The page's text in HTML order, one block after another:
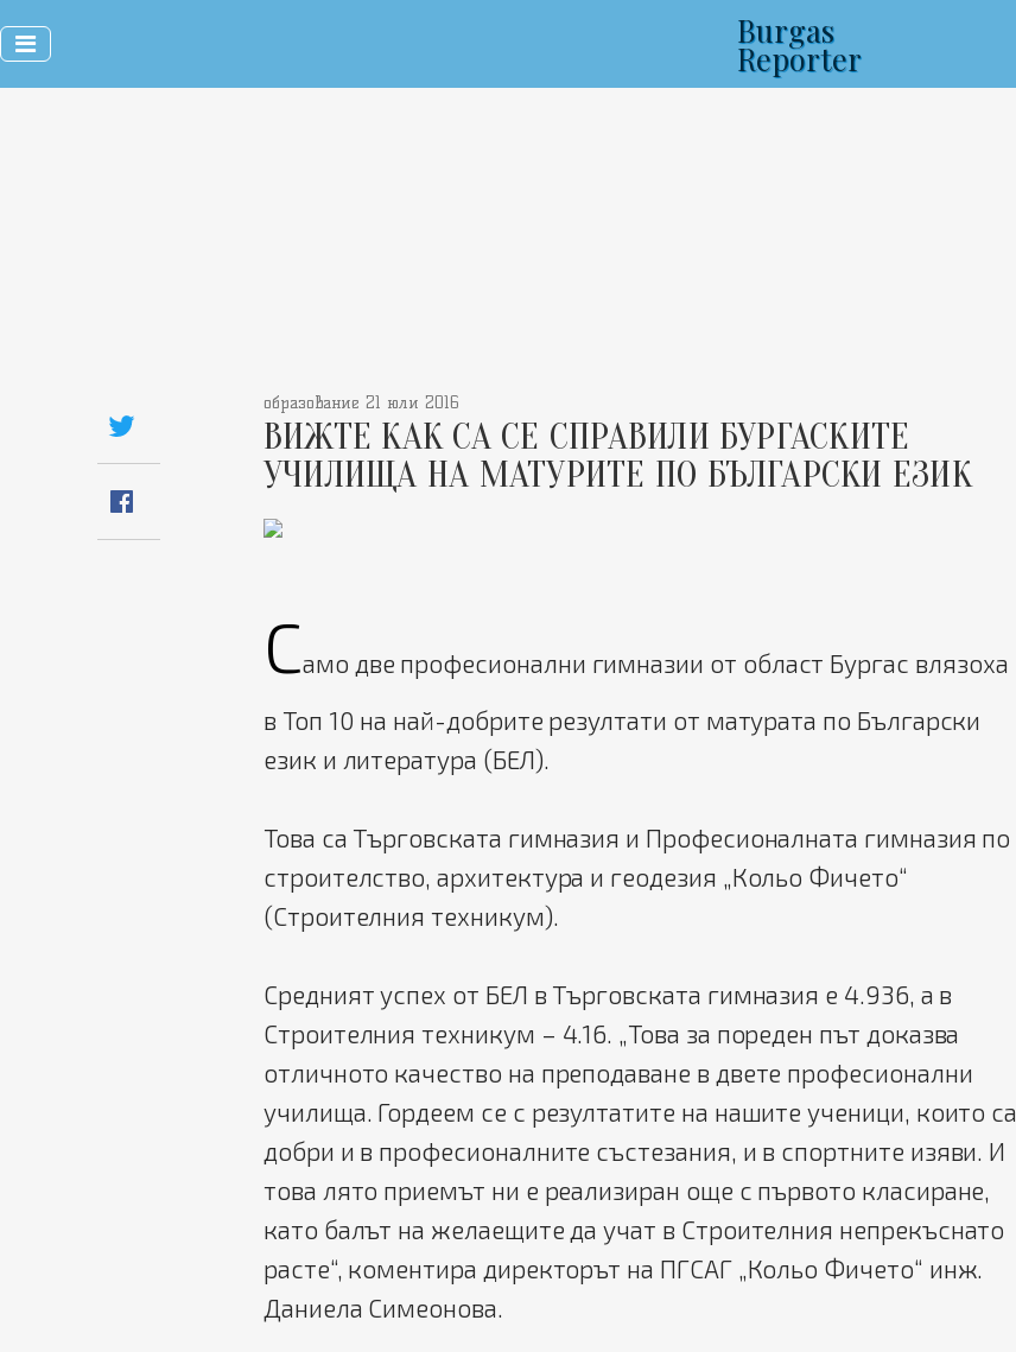
Burgas
Reporter
образование 21 юли 2016
ВИЖТЕ КАК СА СЕ СПРАВИЛИ БУРГАСКИТЕ
УЧИЛИЩА НА МАТУРИТЕ ПО БЪЛГАРСКИ ЕЗИК
Само две професионални гимназии от област Бургас влязоха
в Топ 10 на най-добрите резултати от матурата по Български
език и литература (БЕЛ).
Това са Търговската гимназия и Професионалната гимназия по
строителство, архитектура и геодезия „Кольо Фичето“
(Строителния техникум).
Средният успех от БЕЛ в Търговската гимназия е 4.936, а в
Строителния техникум – 4.16. „Това за пореден път доказва
отличното качество на преподаване в двете професионални
училища. Гордеем се с резултатите на нашите ученици, които са
добри и в професионалните състезания, и в спортните изяви. И
това лято приемът ни е реализиран още с първото класиране,
като балът на желаещите да учат в Строителния непрекъснато
расте“, коментира директорът на ПГСАГ „Кольо Фичето“ инж.
Даниела Симеонова.